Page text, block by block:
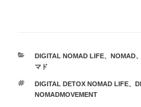
カ
テ
リ
ー
DIGITAL NOMAD LIFE、 NOMAD、
マド
タ
グ
DIGITAL DETOX NOMAD LIFE、
NOMADMOVEMENT